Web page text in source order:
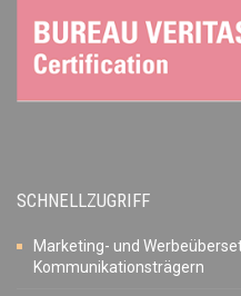
SCHNELLZUGRIFF
Marketing- und
Kommunikationsträgern